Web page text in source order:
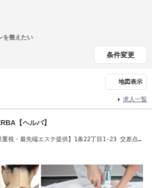
を整えたい
条件変更
地図表示
求人一覧
【ヘルバ】
重視・最先端エステ提供】1条22丁目1-23 交差点角